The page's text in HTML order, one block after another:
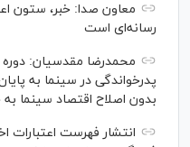
معاون صدا: خبر، ستون
رسانه‌ای است
محمدرضا مقدسیان: دوره
پدرخواندگی در سینما به
بدون اصلاح اقتصاد سینما
انتشار فهرست اعتبارات